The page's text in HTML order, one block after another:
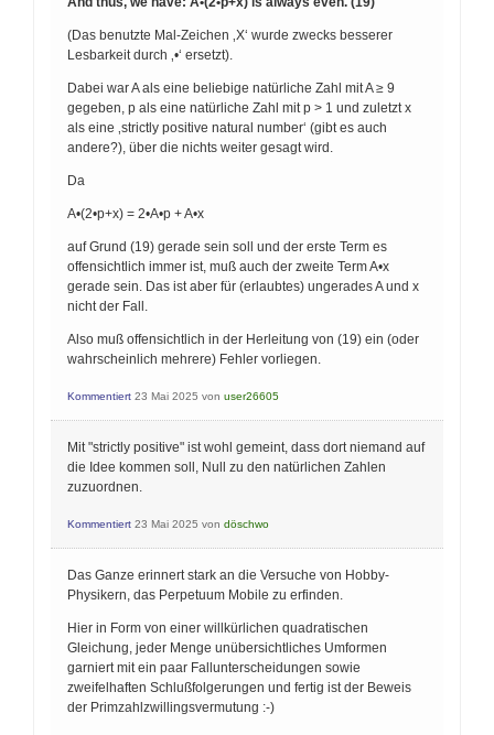
(Das benutzte Mal-Zeichen ‚X‘ wurde zwecks besserer
Lesbarkeit durch ‚•‘ ersetzt).
Dabei war A als eine beliebige natürliche Zahl mit A ≥ 9
gegeben, p als eine natürliche Zahl mit p > 1 und zuletzt x
als eine ‚strictly positive natural number‘ (gibt es auch
andere?), über die nichts weiter gesagt wird.
Da
A•(2•p+x) = 2•A•p + A•x
auf Grund (19) gerade sein soll und der erste Term es
offensichtlich immer ist, muß auch der zweite Term A•x
gerade sein. Das ist aber für (erlaubtes) ungerades A und x
nicht der Fall.
Also muß offensichtlich in der Herleitung von (19) ein (oder
wahrscheinlich mehrere) Fehler vorliegen.
Kommentiert 23 Mai 2025 von user26605
Mit "strictly positive" ist wohl gemeint, dass dort niemand auf
die Idee kommen soll, Null zu den natürlichen Zahlen
zuzuordnen.
Kommentiert 23 Mai 2025 von döschwo
Das Ganze erinnert stark an die Versuche von Hobby-
Physikern, das Perpetuum Mobile zu erfinden.
Hier in Form von einer willkürlichen quadratischen
Gleichung, jeder Menge unübersichtliches Umformen
garniert mit ein paar Fallunterscheidungen sowie
zweifelhaften Schlußfolgerungen und fertig ist der Beweis
der Primzahlzwillingsvermutung :-)